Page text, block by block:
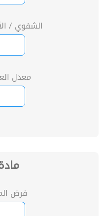
الشفوي /
معدل
فرض